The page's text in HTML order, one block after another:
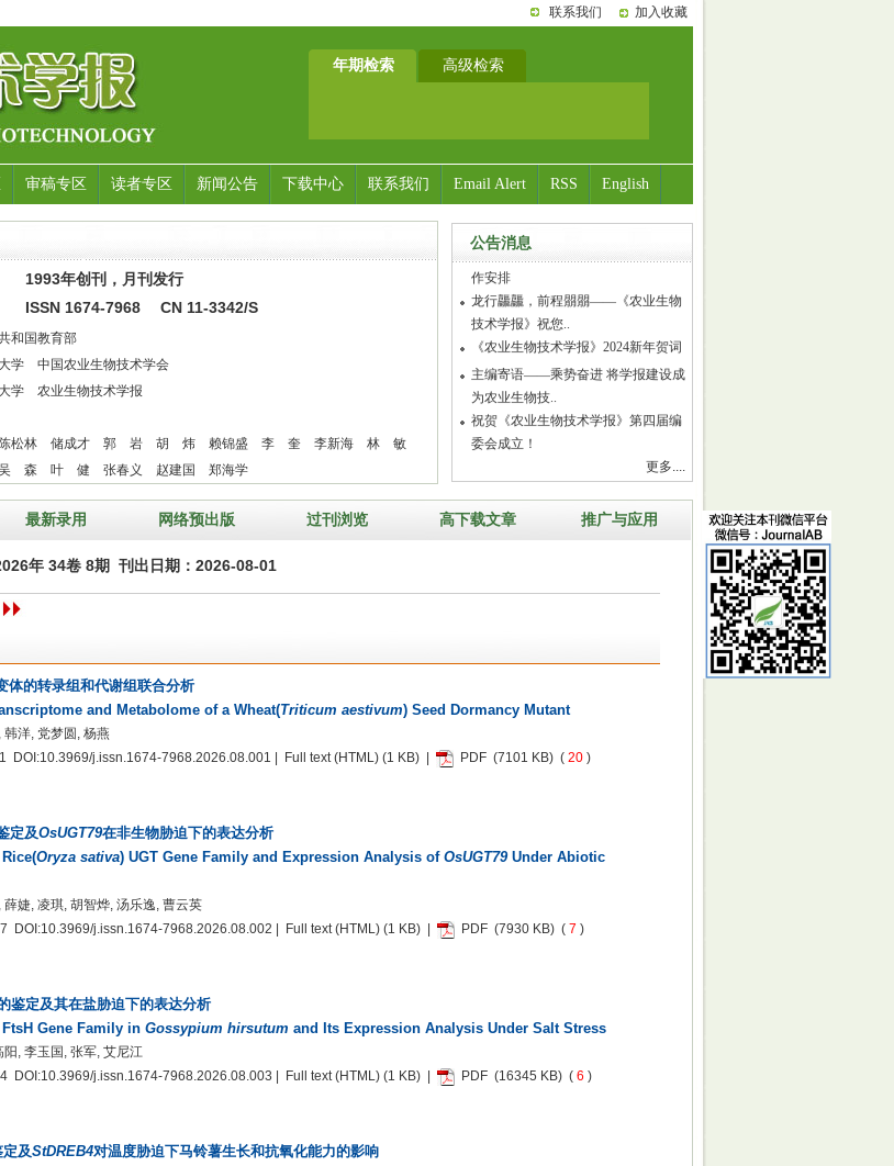
联系我们 加入收藏
年期检索 高级检索
审稿专区 读者专区 新闻公告 下载中心 联系我们 Email Alert RSS English
1993年创刊，月刊发行
ISSN 1674-7968 CN 11-3342/S
和国教育部
学 中国农业生物技术学会
学 农业生物技术学报
陈松林 储成才 郭 岩 胡 炜 赖锦盛 李 奎 李新海 林 敏
健 张春义 赵建国 郑海学
公告消息
更多....
最新录用 网络预出版 过刊浏览 高下载文章 推广与应用
年 34卷 8期 刊出日期：2026-08-01
体的转录组和代谢组联合分析
and Metabolome of a Wheat(Triticum aestivum) Seed Dormancy Mutant
洋, 党梦圆, 杨燕
DOI:10.3969/j.issn.1674-7968.2026.08.001 | Full text(HTML)(1 KB) | PDF(7101 KB) ( 20 )
定及OsUGT79在非生物胁迫下的表达分析
Oryza sativa) UGT Gene Family and Expression Analysis of OsUGT79Under Abiotic
婕, 凌琪, 胡智烨, 汤乐逸, 曹云英
DOI:10.3969/j.issn.1674-7968.2026.08.002 | Full text(HTML)(1 KB) | PDF(7930 KB) ( 7 )
鉴定及其在盐胁迫下的表达分析
Gene Family inGossypium hirsutum and Its Expression Analysis Under Salt Stress
, 李玉国, 张军, 艾尼江
DOI:10.3969/j.issn.1674-7968.2026.08.003 | Full text(HTML)(1 KB) | PDF(16345 KB) ( 6 )
及StDREB4对温度胁迫下马铃薯生长和抗氧化能力的影响